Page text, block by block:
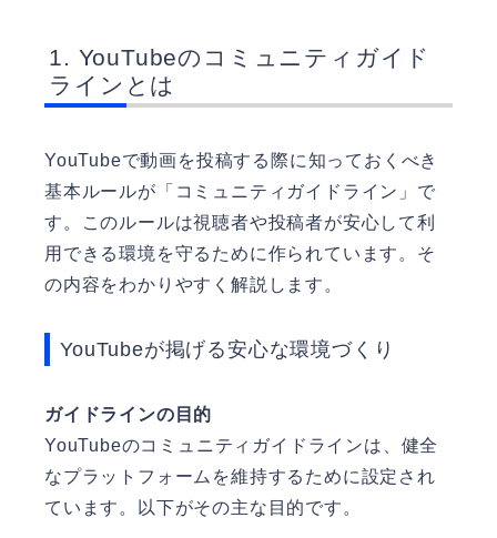
YouTubeのコミュニティガイド
ラインとは
YouTubeで動画を投稿する際に知っておくべき
基本ルールが「コミュニティガイドライン」で
す。このルールは視聴者や投稿者が安心して利
用できる環境を守るために作られています。そ
の内容をわかりやすく解説します。
YouTubeが掲げる安心な環境づくり
ガイドラインの目的
YouTubeのコミュニティガイドラインは、健全
なプラットフォームを維持するために設定され
ています。以下がその主な目的です。